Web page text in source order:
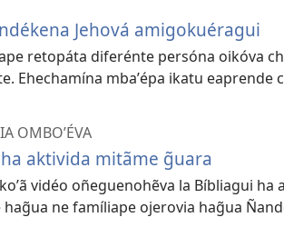
Jehová amigokuéragui
retopáta diferénte persóna oikóva
Ehechamína mbaʼépa ikatu eaprende
OMBOʼÉVA
aktivida mitãme g̃uara
vidéo oñeguenohẽva la Bíbliagui
hag̃ua ne famíliape ojerovia hag̃ua